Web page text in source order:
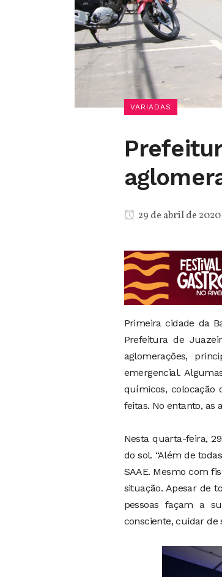
VARIADAS
29 de abril de 2020
Primeira cidade da
Prefeitura de
aglomerações,
emergencial.
químicos, colocação
feitas. No entanto, as
Nesta quarta-feira,
do sol. “Além de
SAAE. Mesmo com
situação. Apesar de
pessoas façam a
consciente, cuidar de